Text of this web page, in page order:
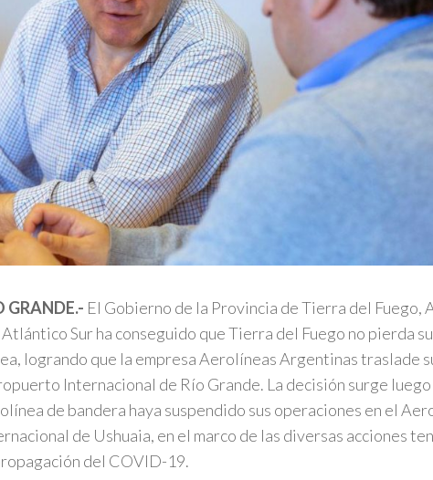
GRANDE.- El Gobierno de la Provincia de Tierra del Fuego,
Sur ha conseguido que Tierra del Fuego no pierda
logrando que la empresa Aerolíneas Argentinas traslade
Internacional de Río Grande. La decisión surge luego
de bandera haya suspendido sus operaciones en el
de Ushuaia, en el marco de las diversas acciones
del COVID-19.